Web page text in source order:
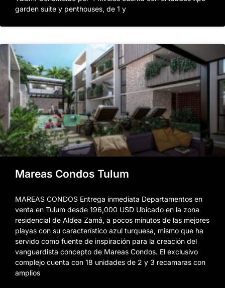
garden suite y penthouses, de 1 y
Mareas Condos Tulum
MAREAS CONDOS Entrega inmediata Departamentos en
venta en Tulum desde 196,000 USD Ubicado en la zona
residencial de Aldea Zamá, a pocos minutos de las mejores
playas con su característico azul turquesa, mismo que ha
servido como fuente de inspiración para la creación del
vanguardista concepto de Mareas Condos. El exclusivo
complejo cuenta con 18 unidades de 2 y 3 recamaras con
amplios